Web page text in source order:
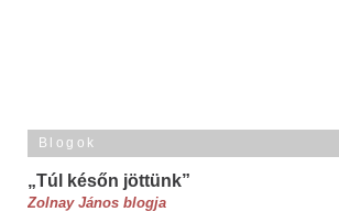
Blogok
„Túl későn jöttünk”
Zolnay János blogja